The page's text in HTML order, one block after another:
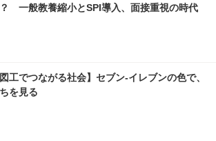
一般教養縮小とSPI導入、面接重視の時代
図工でつながる社会】セブン‐イレブンの色で、
を見る